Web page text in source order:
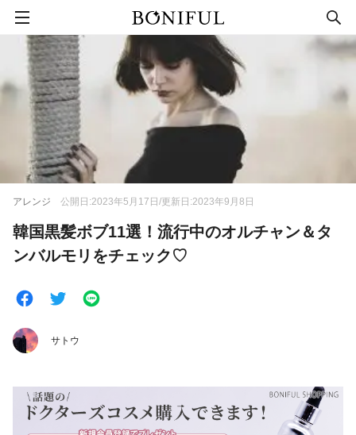
アレンジ 公開日:2023年5月17日/更新日:2023年9月8日
韓国黒髪ボブ11選！流行中のオルチャン＆タ
ンバルモリをチェック♡
サトウ